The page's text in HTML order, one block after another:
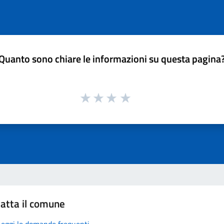
sono chiare le informazioni su questa
il comune